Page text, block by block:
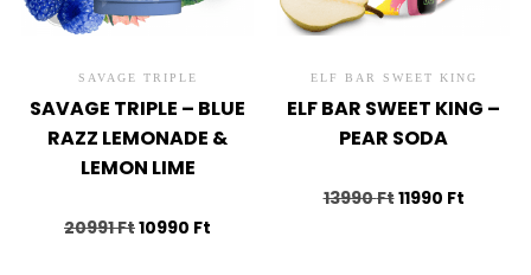
SAVAGE TRIPLE
SAVAGE TRIPLE – BLUE
RAZZ LEMONADE &
LEMON LIME
20991Ft10990 Ft
ELF BAR SWEET KING
ELF BAR SWEET KING –
PEAR SODA
13990Ft11990 Ft